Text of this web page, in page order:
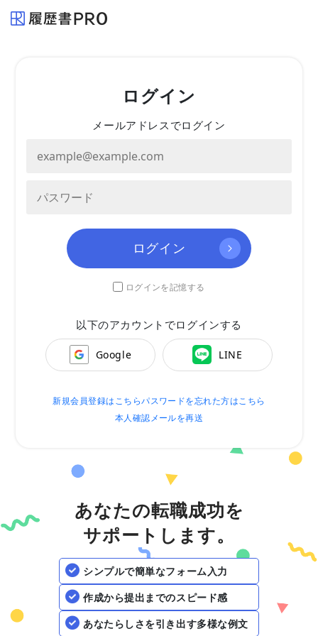
あなたの転職成功を
サポートします。
シンプルで簡単なフォーム入力
作成から提出までのスピード感
あなたらしさを引き出す多様な例文
ログイン
メールアドレスでログイン
ログイン
ログインを記憶する
以下のアカウントでログインする
Google LINE
新規会員登録はこちらパスワードを忘れた方はこちら
本人確認メールを再送